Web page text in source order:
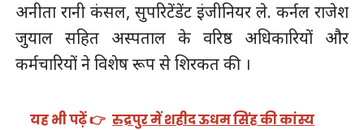
अनीता रानी कंसल, सुपरिटेंडेंट इंजीनियर ले. कर्नल राजेश
जुयाल सहित अस्पताल के वरिष्ठ अधिकारियों और
कर्मचारियों ने विशेष रूप से शिरकत की ।
यह भी पढ़ें 👉 रुद्रपुर में शहीद ऊधम सिंह की कांस्य